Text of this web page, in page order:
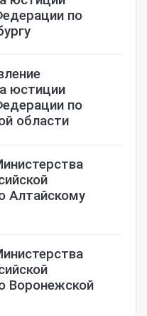
по
юстиции
по
области
Алтайскому
Воронежской